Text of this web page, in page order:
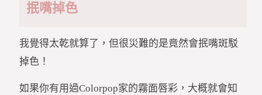
抿嘴掉色
我覺得太乾就算了，但很災難的是竟然會抿嘴斑駁
掉色！
如果你有用過Colorpop家的霧面唇彩，大概就會知